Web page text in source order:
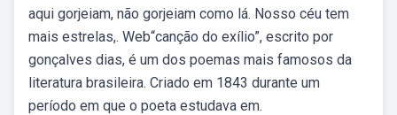
aqui gorjeiam, não gorjeiam como lá. Nosso céu tem
mais estrelas,. Web“canção do exílio”, escrito por
gonçalves dias, é um dos poemas mais famosos da
literatura brasileira. Criado em 1843 durante um
período em que o poeta estudava em.